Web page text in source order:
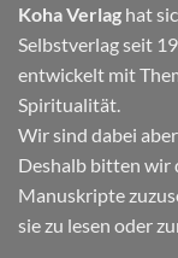
Koha Verlag hat
Selbstverlag seit
entwickelt mit
Spiritualität
Wir sind dabei
Deshalb bitten wir
Manuskripte
sie zu lesen oder